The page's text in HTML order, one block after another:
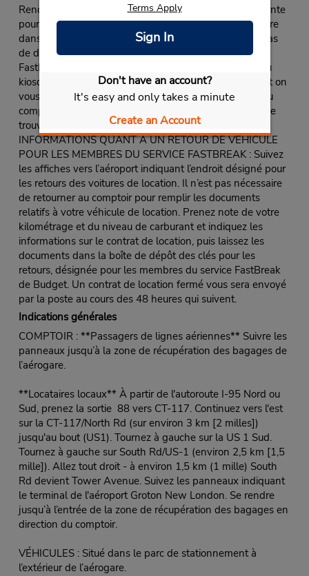
Terms Apply
Sign In
Don't have an account?
It's easy and only takes a minute
Create an Account
Rendez-vous au comptoir de Budget, dans la file d’attente
pour les membres du service rapide FastBreak ou encore
dans la file d’attente pour tous les clients s’il n’existe pas
de désignation spéciale pour les membres du service
FastBreak ou suivez les indications pour vous rendre au
kiosque de FastBreak. Présentez une pièce d’identité et on
vous remettra le contrat de location. Le représentant au
comptoir remettra les clés au client et lui indiquera où se
trouve sa voiture de location.
INFORMATIONS QUANT À UN RETOUR DE VÉHICULE
POUR LES MEMBRES DU SERVICE FASTBREAK : Suivez
les affiches vers l’aéroport indiquant l’endroit désigné pour
les retours des voitures de location. Il n’est pas nécessaire
de retourner au comptoir pour remplir les documents
relatifs à votre véhicule de location. Prenez note de votre
kilométrage et du niveau de carburant et indiquez les
informations sur le contrat de location, puis laissez les
documents dans la boîte de dépôt des clés pour les
retours, désignée pour les membres du service FastBreak
de Budget. Un contrat de location fermé vous sera envoyé
par la poste au cours des 48 heures qui suivent.
Indications générales
COMPTOIR : **Passagers de lignes aériennes** Suivre les
panneaux jusqu’à la zone de récupération des bagages de
l’aérogare.
**Locataires locaux** À partir de l'autoroute I-95 Nord ou
Sud, prenez la sortie 88 vers CT-117. Continuez vers l'est
sur la CT-117/North Rd (sur environ 3 km [2 milles])
jusqu'au bout (US1). Tournez à gauche sur la US 1 Sud.
Tournez à gauche sur South Rd/US-1 (environ 2,5 km [1,5
mille]). Allez tout droit - à environ 1,5 km (1 mille) South
Rd devient Tower Avenue. Suivez les panneaux indiquant
le terminal de l'aéroport Groton New London. Se rendre
jusqu’à l’entrée de la zone de récupération des bagages en
direction du comptoir.
VÉHICULES : Situé dans le parc de stationnement à
l’extérieur de l’aérogare.